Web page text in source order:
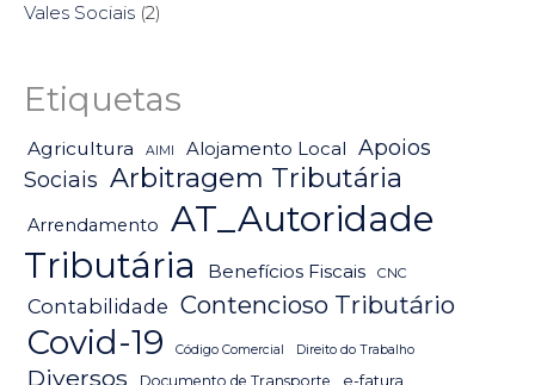
Vales Sociais (2)
Etiquetas
Agricultura AIMI Alojamento Local
Apoios
Sociais Arbitragem Tributária
Arrendamento
AT_Autoridade
Tributária
Benefícios Fiscais CNC
Contabilidade Contencioso Tributário
Covid-19 Código Comercial Direito do Trabalho
Diversos Documento de Transporte e-fatura